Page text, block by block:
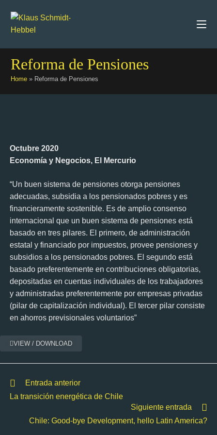
Reforma de Pensiones
Home » Reforma de Pensiones
Octubre 2020
Economía y Negocios, El Mercurio
“Un buen sistema de pensiones otorga pensiones
adecuadas, subsidia a los pensionados pobres y es
financieramente sostenible. Es de amplio consenso
internacional que un buen sistema de pensiones está
basado en tres pilares. El primero, de administración
estatal y financiado por impuestos, provee pensiones y
subsidios a los pensionados pobres. El segundo está
basado preferentemente en contribuciones obligatorias,
depositadas en cuentas individuales de los trabajadores
y administradas preferentemente por empresas privadas
(pilar de capitalización individual). El tercer pilar consiste
en ahorros previsionales voluntarios”
VIEW / DOWNLOAD
Entrada anterior
La transición energética de Chile
Siguiente entrada
Chile: Good-bye Development, hello Latin America?